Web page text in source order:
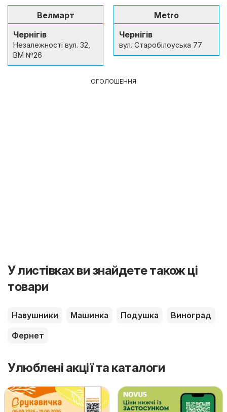
Велмарт
Чернігів
Незалежності вул. 32,
ВМ №26
Metro
Чернігів
вул. Старобілоуська 77
ОГОЛОШЕННЯ
У листівках ви знайдете також ці
товари
Навушники Машинка Подушка
Виноград
Фернет
Улюблені акції та каталоги